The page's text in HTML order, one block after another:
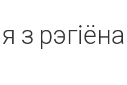
з рэгіёна